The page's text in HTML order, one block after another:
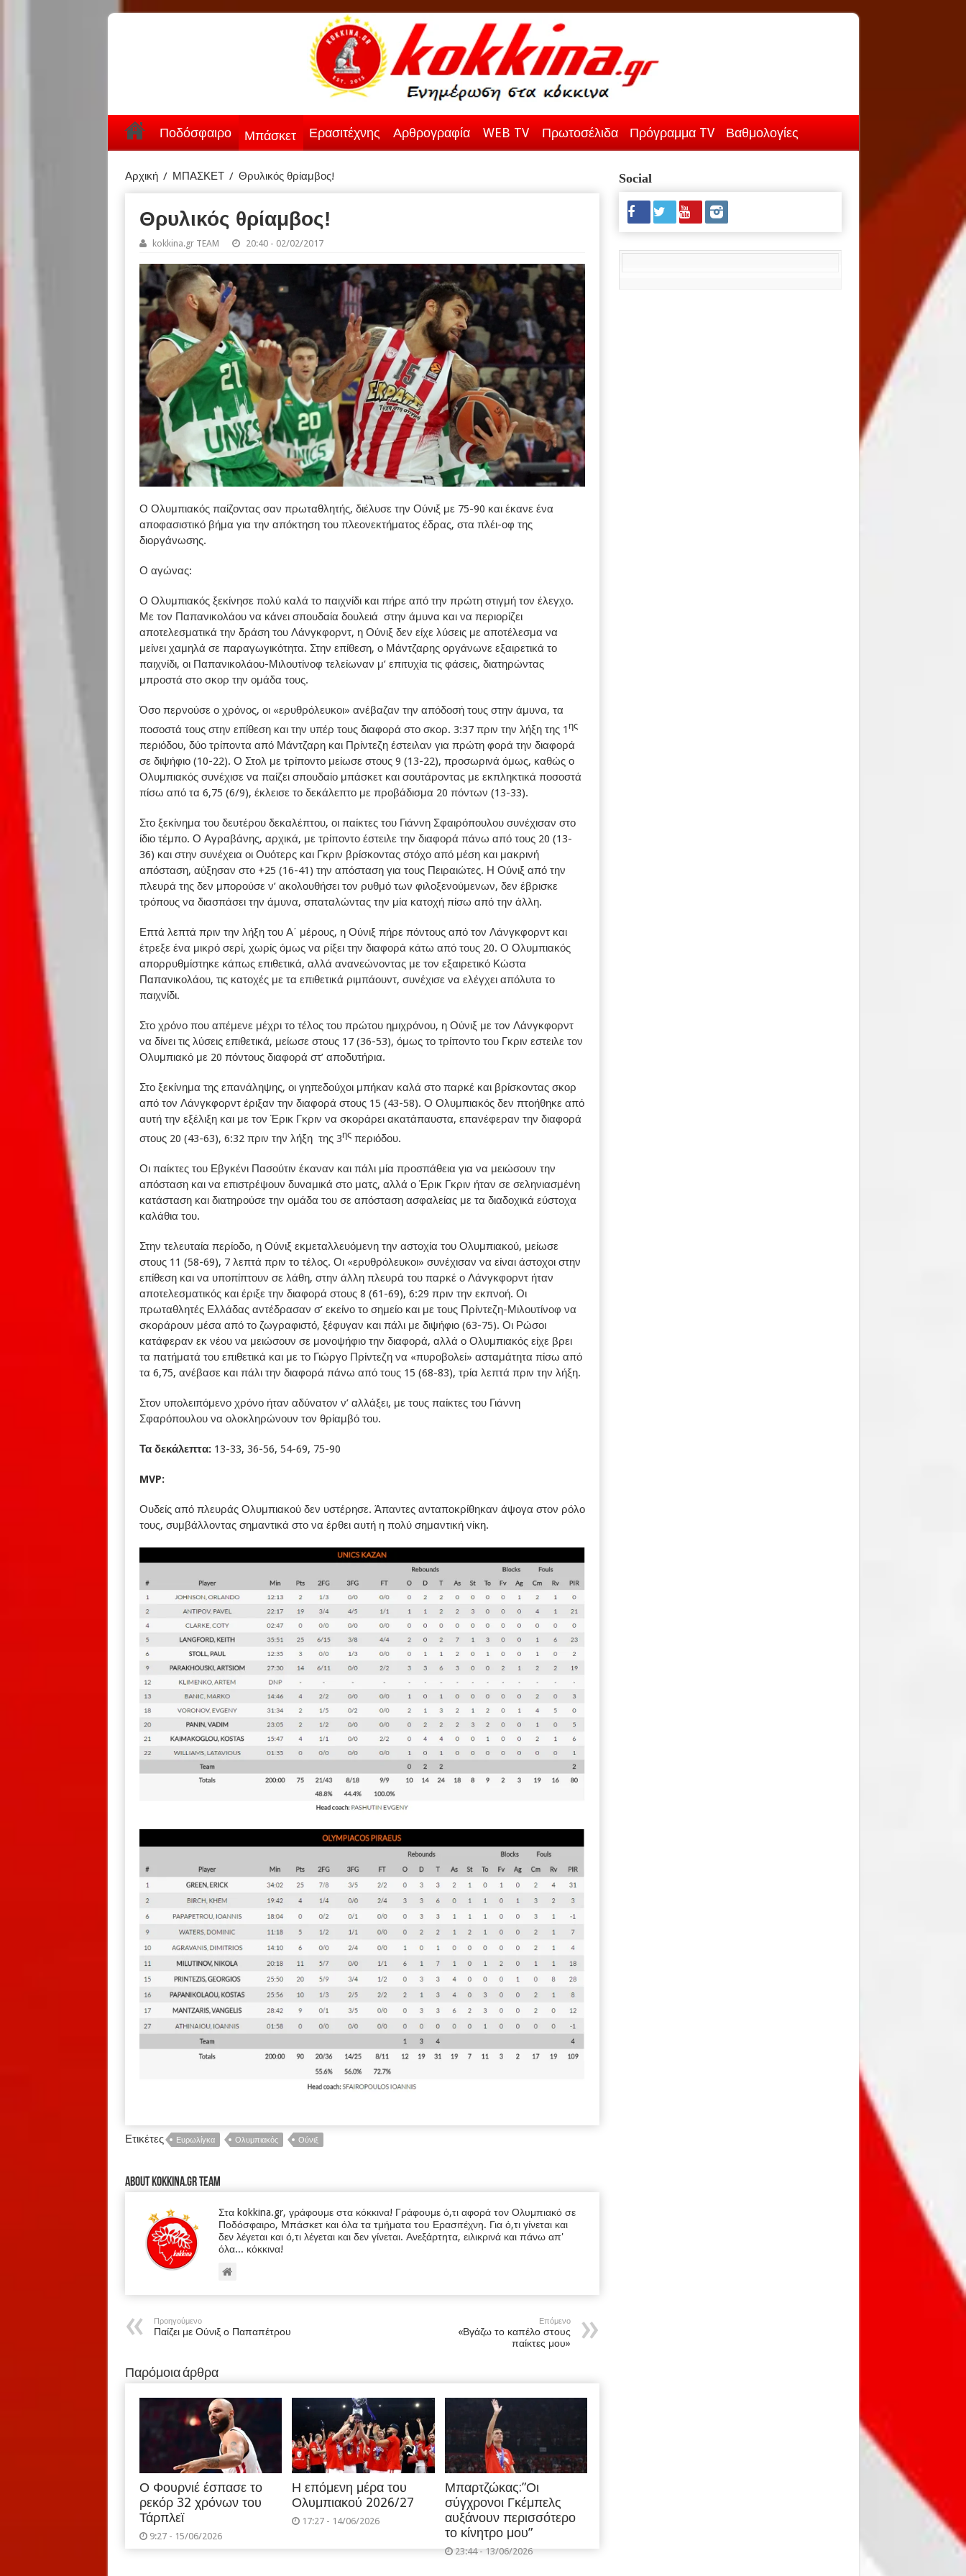
Ποδόσφαιρο Μπάσκετ Ερασιτέχνης Αρθρογραφία WEB TV Πρωτοσέλιδα Πρόγραμμα TV Βαθμολογίες
Αρχική / ΜΠΑΣΚΕΤ / Θρυλικός θρίαμβος!
Θρυλικός θρίαμβος!
kokkina.gr TEAM 20:40 - 02/02/2017
Ο Ολυμπιακός παίζοντας σαν πρωταθλητής, διέλυσε την Ούνιξ με 75-90 και έκανε ένα
αποφασιστικό βήμα για την απόκτηση του πλεονεκτήματος έδρας, στα πλέι-οφ της
διοργάνωσης.
Ο αγώνας:
Ο Ολυμπιακός ξεκίνησε πολύ καλά το παιχνίδι και πήρε από την πρώτη στιγμή τον έλεγχο.
Με τον Παπανικολάου να κάνει σπουδαία δουλειά στην άμυνα και να περιορίζει
αποτελεσματικά την δράση του Λάνγκφορντ, η Ούνιξ δεν είχε λύσεις με αποτέλεσμα να
μείνει χαμηλά σε παραγωγικότητα. Στην επίθεση, ο Μάντζαρης οργάνωνε εξαιρετικά το
παιχνίδι, οι Παπανικολάου-Μιλουτίνοφ τελείωναν μ’ επιτυχία τις φάσεις, διατηρώντας
μπροστά στο σκορ την ομάδα τους.
Όσο περνούσε ο χρόνος, οι «ερυθρόλευκοι» ανέβαζαν την απόδοσή τους στην άμυνα, τα
ποσοστά τους στην επίθεση και την υπέρ τους διαφορά στο σκορ. 3:37 πριν την λήξη της 1 ης
περιόδου, δύο τρίποντα από Μάντζαρη και Πρίντεζη έστειλαν για πρώτη φορά την διαφορά
σε διψήφιο (10-22). Ο Στολ με τρίποντο μείωσε στους 9 (13-22), προσωρινά όμως, καθώς ο
Ολυμπιακός συνέχισε να παίζει σπουδαίο μπάσκετ και σουτάροντας με εκπληκτικά ποσοστά
πίσω από τα 6,75 (6/9), έκλεισε το δεκάλεπτο με προβάδισμα 20 πόντων (13-33).
Στο ξεκίνημα του δευτέρου δεκαλέπτου, οι παίκτες του Γιάννη Σφαιρόπουλου συνέχισαν στο
ίδιο τέμπο. Ο Αγραβάνης, αρχικά, με τρίποντο έστειλε την διαφορά πάνω από τους 20 (13-
36) και στην συνέχεια οι Ουότερς και Γκριν βρίσκοντας στόχο από μέση και μακρινή
απόσταση, αύξησαν στο +25 (16-41) την απόσταση για τους Πειραιώτες. Η Ούνιξ από την
πλευρά της δεν μπορούσε ν’ ακολουθήσει τον ρυθμό των φιλοξενούμενων, δεν έβρισκε
τρόπους να διασπάσει την άμυνα, σπαταλώντας την μία κατοχή πίσω από την άλλη.
Επτά λεπτά πριν την λήξη του Α΄ μέρους, η Ούνιξ πήρε πόντους από τον Λάνγκφορντ και
έτρεξε ένα μικρό σερί, χωρίς όμως να ρίξει την διαφορά κάτω από τους 20. Ο Ολυμπιακός
απορρυθμίστηκε κάπως επιθετικά, αλλά ανανεώνοντας με τον εξαιρετικό Κώστα
Παπανικολάου, τις κατοχές με τα επιθετικά ριμπάουντ, συνέχισε να ελέγχει απόλυτα το
παιχνίδι.
Στο χρόνο που απέμενε μέχρι το τέλος του πρώτου ημιχρόνου, η Ούνιξ με τον Λάνγκφορντ
να δίνει τις λύσεις επιθετικά, μείωσε στους 17 (36-53), όμως το τρίποντο του Γκριν εστειλε τον
Ολυμπιακό με 20 πόντους διαφορά στ’ αποδυτήρια.
Στο ξεκίνημα της επανάληψης, οι γηπεδούχοι μπήκαν καλά στο παρκέ και βρίσκοντας σκορ
από τον Λάνγκφορντ έριξαν την διαφορά στους 15 (43-58). Ο Ολυμπιακός δεν πτοήθηκε από
αυτή την εξέλιξη και με τον Έρικ Γκριν να σκοράρει ακατάπαυστα, επανέφεραν την διαφορά
στους 20 (43-63), 6:32 πριν την λήξη της 3ηςπεριόδου.
Οι παίκτες του Εβγκένι Πασούτιν έκαναν και πάλι μία προσπάθεια για να μειώσουν την
απόσταση και να επιστρέψουν δυναμικά στο ματς, αλλά ο Έρικ Γκριν ήταν σε σεληνιασμένη
κατάσταση και διατηρούσε την ομάδα του σε απόσταση ασφαλείας με τα διαδοχικά εύστοχα
καλάθια του.
Στην τελευταία περίοδο, η Ούνιξ εκμεταλλευόμενη την αστοχία του Ολυμπιακού, μείωσε
στους 11 (58-69), 7 λεπτά πριν το τέλος. Οι «ερυθρόλευκοι» συνέχισαν να είναι άστοχοι στην
επίθεση και να υποπίπτουν σε λάθη, στην άλλη πλευρά του παρκέ ο Λάνγκφορντ ήταν
αποτελεσματικός και έριξε την διαφορά στους 8 (61-69), 6:29 πριν την εκπνοή. Οι
πρωταθλητές Ελλάδας αντέδρασαν σ’ εκείνο το σημείο και με τους Πρίντεζη-Μιλουτίνοφ να
σκοράρουν μέσα από το ζωγραφιστό, ξέφυγαν και πάλι με διψήφιο (63-75). Οι Ρώσοι
κατάφεραν εκ νέου να μειώσουν σε μονοψήφιο την διαφορά, αλλά ο Ολυμπιακός είχε βρει
τα πατήματά του επιθετικά και με το Γιώργο Πρίντεζη να «πυροβολεί» ασταμάτητα πίσω από
τα 6,75, ανέβασε και πάλι την διαφορά πάνω από τους 15 (68-83), τρία λεπτά πριν την λήξη.
Στον υπολειπόμενο χρόνο ήταν αδύνατον ν’ αλλάξει, με τους παίκτες του Γιάννη
Σφαρόπουλου να ολοκληρώνουν τον θρίαμβό του.
Τα δεκάλεπτα:13-33, 36-56, 54-69, 75-90
MVP:
Ουδείς από πλευράς Ολυμπιακού δεν υστέρησε. Άπαντες ανταποκρίθηκαν άψογα στον ρόλο
τους, συμβάλλοντας σημαντικά στο να έρθει αυτή η πολύ σημαντική νίκη.
Ετικέτες Ευρωλίγκα Ολυμπιακός Ούνιξ
About kokkina.gr TEAM
Στα kokkina.gr, γράφουμε στα κόκκινα! Γράφουμε ό,τι αφορά τον Ολυμπιακό σε
Ποδόσφαιρο, Μπάσκετ και όλα τα τμήματα του Ερασιτέχνη. Για ό,τι γίνεται και
δεν λέγεται και ό,τι λέγεται και δεν γίνεται. Ανεξάρτητα, ειλικρινά και πάνω απ'
όλα... κόκκινα!
Προηγούμενο
Παίζει με Ούνιξ ο Παπαπέτρου
Επόμενο
«Βγάζω το καπέλο στους
παίκτες μου»
Παρόμοια άρθρα
Ο Φουρνιέ έσπασε το
ρεκόρ 32 χρόνων του
Τάρπλεϊ
9:27 - 15/06/2026
Η επόμενη μέρα του
Ολυμπιακού 2026/27
17:27 - 14/06/2026
Μπαρτζώκας:”Οι
σύγχρονοι Γκέμπελς
αυξάνουν περισσότερο
το κίνητρο μου”
23:44 - 13/06/2026
Social